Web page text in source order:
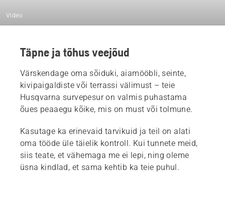
Video
Täpne ja tõhus veejõud
Värskendage oma sõiduki, aiamööbli, seinte,
kivipaigaldiste või terrassi välimust – teie
Husqvarna survepesur on valmis puhastama
õues peaaegu kõike, mis on must või tolmune.
Kasutage ka erinevaid tarvikuid ja teil on alati
oma tööde üle täielik kontroll. Kui tunnete meid,
siis teate, et vähemaga me ei lepi, ning oleme
üsna kindlad, et sama kehtib ka teie puhul.